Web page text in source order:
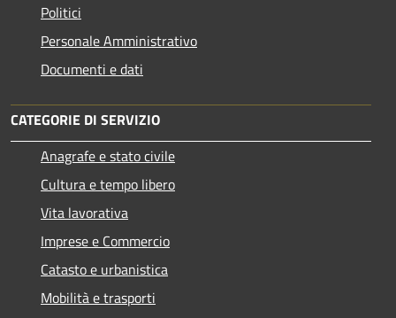
Politici
Personale Amministrativo
Documenti e dati
CATEGORIE DI SERVIZIO
Anagrafe e stato civile
Cultura e tempo libero
Vita lavorativa
Imprese e Commercio
Catasto e urbanistica
Mobilità e trasporti